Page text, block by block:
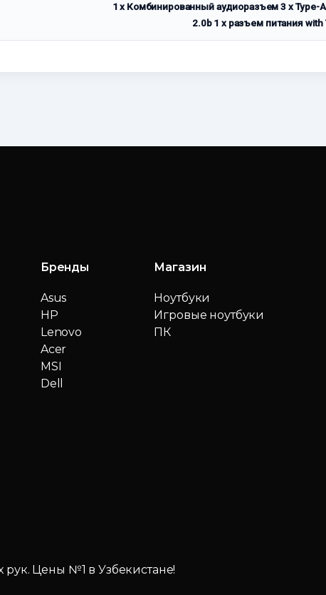
1 x Комбинированный аудиоразъем 3 x Type-
2.0b 1 x разъем питания
Бренды
Asus
HP
Lenovo
Acer
MSI
Dell
Магазин
Ноутбуки
Игровые ноутбуки
ПК
Цены №1 в Узбекистане!